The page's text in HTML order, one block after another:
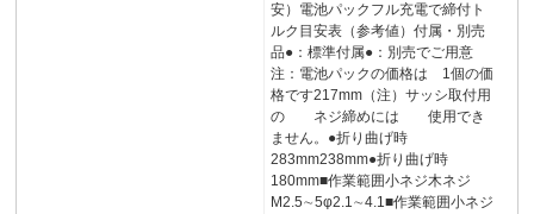
安）電池パックフル充電で締付ト
ルク目安表（参考値）付属・別売
品●：標準付属●：別売でご用意
注：電池パックの価格は 1個の価
格です217mm（注）サッシ取付用
の ネジ締めには 使用でき
ません。●折り曲げ時
283mm238mm●折り曲げ時
180mm■作業範囲小ネジ木ネジ
M2.5∼5φ2.1∼4.1■作業範囲小ネジ